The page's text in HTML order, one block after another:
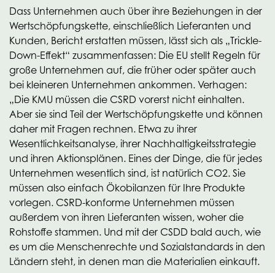
Dass Unternehmen auch über ihre Beziehungen in der
Wertschöpfungskette, einschließlich Lieferanten und
Kunden, Bericht erstatten müssen, lässt sich als „Trickle-
Down-Effekt“ zusammenfassen: Die EU stellt Regeln für
große Unternehmen auf, die früher oder später auch
bei kleineren Unternehmen ankommen. Verhagen:
„Die KMU müssen die CSRD vorerst nicht einhalten.
Aber sie sind Teil der Wertschöpfungskette und können
daher mit Fragen rechnen. Etwa zu ihrer
Wesentlichkeitsanalyse, ihrer Nachhaltigkeitsstrategie
und ihren Aktionsplänen. Eines der Dinge, die für jedes
Unternehmen wesentlich sind, ist natürlich CO2. Sie
müssen also einfach Ökobilanzen für Ihre Produkte
vorlegen. CSRD-konforme Unternehmen müssen
außerdem von ihren Lieferanten wissen, woher die
Rohstoffe stammen. Und mit der CSDD bald auch, wie
es um die Menschenrechte und Sozialstandards in den
Ländern steht, in denen man die Materialien einkauft.